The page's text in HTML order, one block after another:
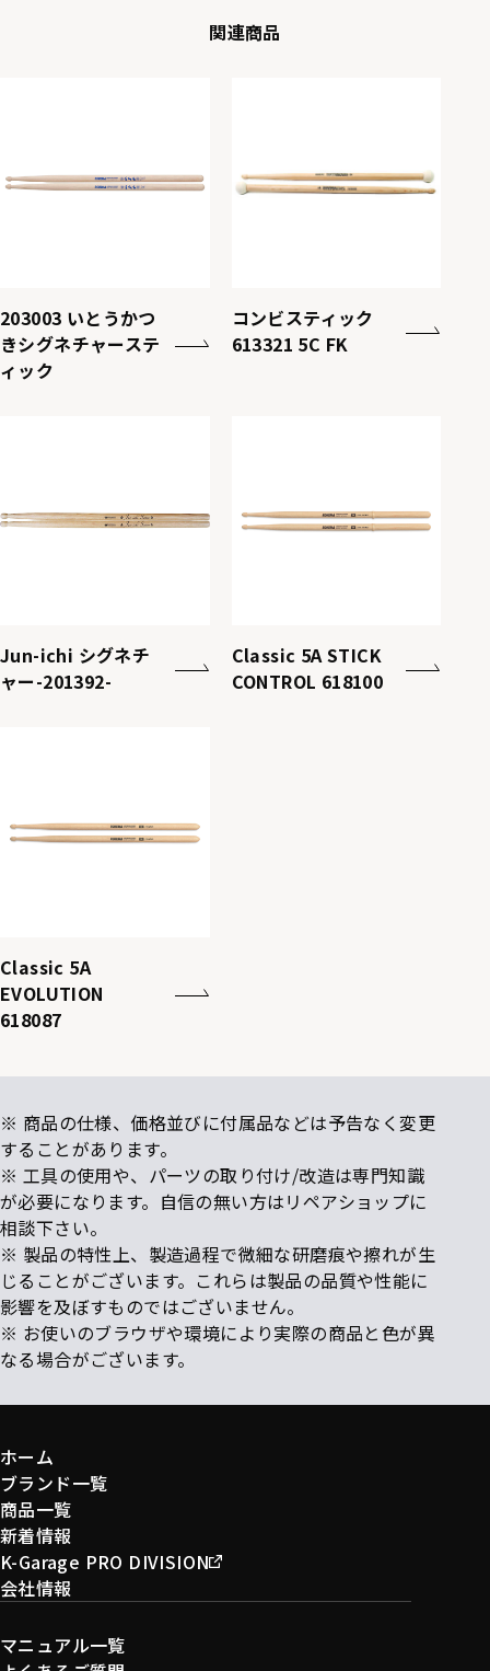
関連商品
203003 いとうかつ
きシグネチャーステ
ィック
コンビスティック
613321 5C FK
Jun-ichi シグネチ
ャー-201392-
Classic 5A STICK
CONTROL 618100
Classic 5A
EVOLUTION
618087
※ 商品の仕様、価格並びに付属品などは予告なく変更
することがあります。
※ 工具の使用や、パーツの取り付け/改造は専門知識
が必要になります。自信の無い方はリペアショップに
相談下さい。
※ 製品の特性上、製造過程で微細な研磨痕や擦れが生
じることがございます。これらは製品の品質や性能に
影響を及ぼすものではございません。
※ お使いのブラウザや環境により実際の商品と色が異
なる場合がございます。
ホーム
ブランド一覧
商品一覧
新着情報
K-Garage PRO DIVISION
会社情報
マニュアル一覧